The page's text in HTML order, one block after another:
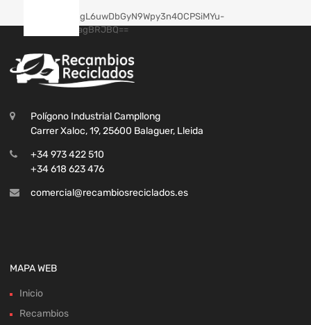
Polígono Industrial Campllong
Carrer Xaloc, 19, 25600 Balaguer, Lleida
+34 973 422 510
+34 618 623 476
comercial@recambiosreciclados.es
MAPA WEB
Inicio
Recambios